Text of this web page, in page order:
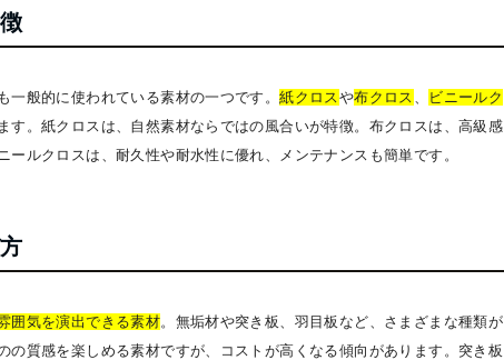
一般的に使われている素材の一つです。紙クロス や布クロス
ビニールク
す。紙クロスは、自然素材ならではの風合いが特徴。布クロスは、高級感
ールクロスは、耐久性や耐水性に優れ、メンテナンスも簡単です。
囲気を演出できる素材。無垢材や突き板、羽目板など、さまざまな種類が
の質感を楽しめる素材ですが、コストが高くなる傾向があります。突き板